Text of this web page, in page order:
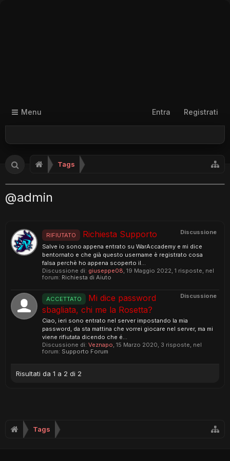
Menu Entra Registrati
Tags
@admin
Discussione
RIFIUTATO Richiesta Supporto
Salve io sono appena entrato su WarAccademy e mi dice
bentornato e che già questo username è registrato cosa
falsa perchè ho appena scoperto il...
Discussione di: giuseppe08, 19 Maggio 2022, 1 risposte, nel
forum: Richiesta di Aiuto
Discussione
ACCETTATO
Mi dice password
sbagliata, chi me la Rosetta?
Ciao, ieri sono entrato nel server impostando la mia
password, da sta mattina che vorrei giocare nel server, ma mi
viene rifiutata dicendo che é...
Discussione di: Veznapo, 15 Marzo 2020, 3 risposte, nel
forum: Supporto Forum
Risultati da 1 a 2 di 2
Tags